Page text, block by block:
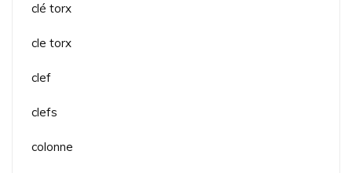
clé torx
cle torx
clef
clefs
colonne